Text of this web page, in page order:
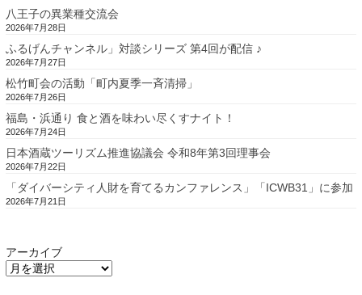
八王子の異業種交流会
2026年7月28日
ふるげんチャンネル」対談シリーズ 第4回が配信 ♪
2026年7月27日
松竹町会の活動「町内夏季一斉清掃」
2026年7月26日
福島・浜通り 食と酒を味わい尽くすナイト！
2026年7月24日
日本酒蔵ツーリズム推進協議会 令和8年第3回理事会
2026年7月22日
「ダイバーシティ人財を育てるカンファレンス」「ICWB31」に参加
2026年7月21日
アーカイブ